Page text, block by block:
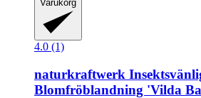
Varukorg
4.0 (1)
naturkraftwerk
Blomfröblandning 'Vilda